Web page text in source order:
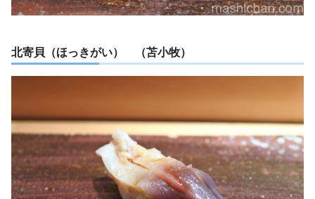
北寄貝（ほっきがい） （苫小牧）